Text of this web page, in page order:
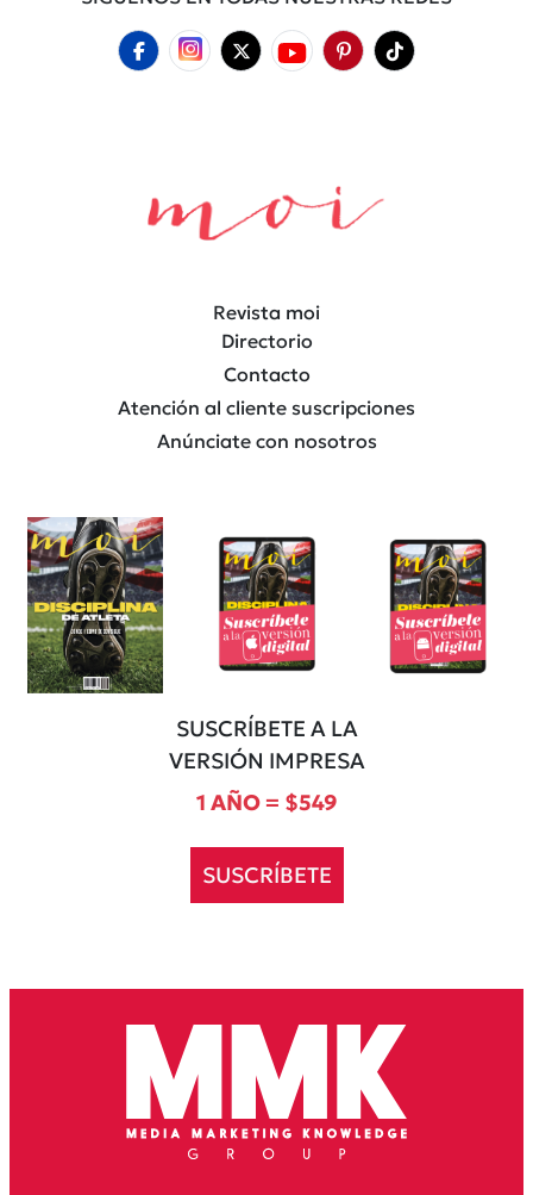
Revista moi
Directorio
Contacto
Atención al cliente suscripciones
Anúnciate con nosotros
SUSCRÍBETE A LA
VERSIÓN IMPRESA
1 AÑO = $549
SUSCRÍBETE